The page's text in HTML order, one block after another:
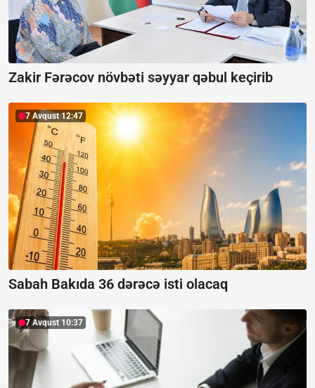
Zakir Fərəcov növbəti səyyar qəbul keçirib
7 Avqust 12:47
Sabah Bakıda 36 dərəcə isti olacaq
7 Avqust 10:37